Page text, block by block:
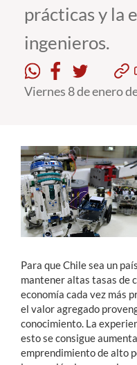
Alumni
English
prácticas y la
ingenieros.
Viernes 8 de enero
Para que Chile sea un
mantener altas tasas de
economía cada vez más
el valor agregado
conocimiento. La
esto se consigue
emprendimiento de alto